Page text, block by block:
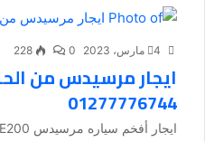
4 مارس، 2023 0
228
ايجار مرسيدس من
01277776744